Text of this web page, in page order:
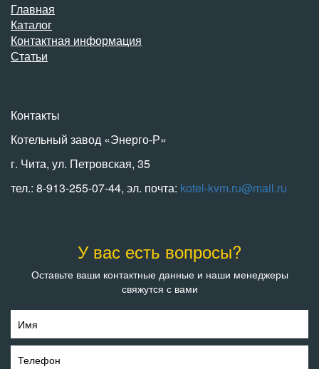
Главная
Каталог
Контактная информация
Статьи
Контакты
Котельный завод «Энерго-Р»
г. Чита, ул. Петровская, 35
тел.: 8-913-255-07-44, эл. почта: kotel-kvm.ru@mail.ru
У вас есть вопросы?
Оставьте ваши контактные данные и наши менеджеры
свяжутся с вами
Имя
Телефон